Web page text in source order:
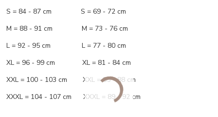
S = 84 - 87 cm S = 69 - 72 cm
M = 88 - 91 cm M = 73 - 76 cm
L = 92 - 95 cm L = 77 - 80 cm
XL = 96 - 99 cm XL = 81 - 84 cm
XXL = 100 - 103 cm XXL = 85 - 88 cm
XXXL = 104 - 107 cm XXXL = 89 - 92 cm